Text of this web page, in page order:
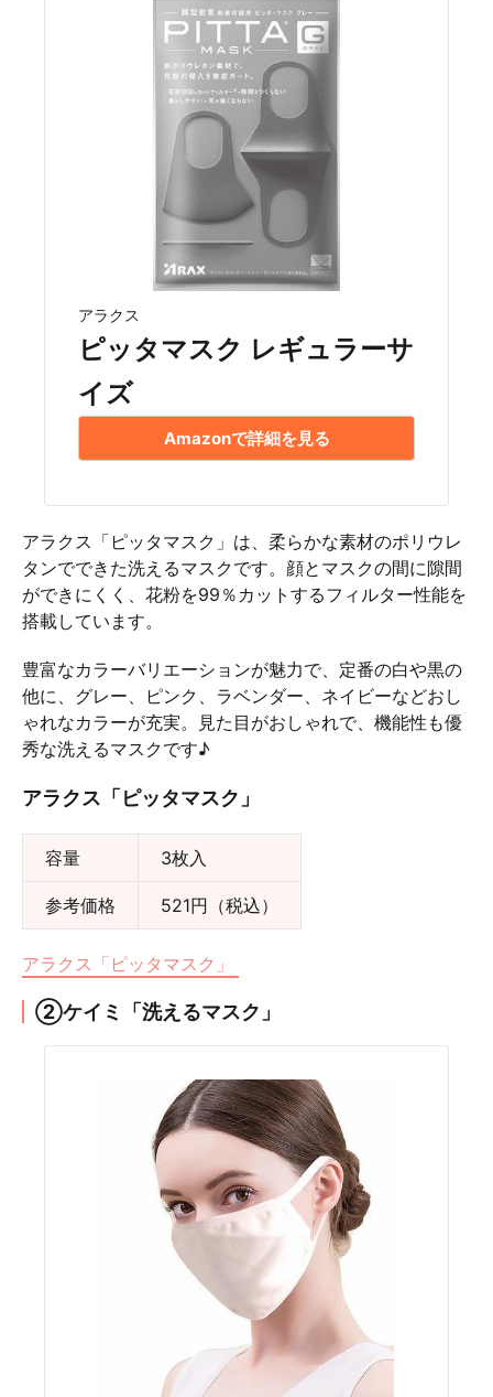
アラクス
ピッタマスク レギュラーサ
イズ
Amazonで詳細を見る
アラクス「ピッタマスク」は、柔らかな素材のポリウレ
タンでできた洗えるマスクです。顔とマスクの間に隙間
ができにくく、花粉を99％カットするフィルター性能を
搭載しています。
豊富なカラーバリエーションが魅力で、定番の白や黒の
他に、グレー、ピンク、ラベンダー、ネイビーなどおし
ゃれなカラーが充実。見た目がおしゃれで、機能性も優
秀な洗えるマスクです♪
アラクス「ピッタマスク」
容量 3枚入
参考価格 521円（税込）
アラクス「ピッタマスク」
②ケイミ「洗えるマスク」